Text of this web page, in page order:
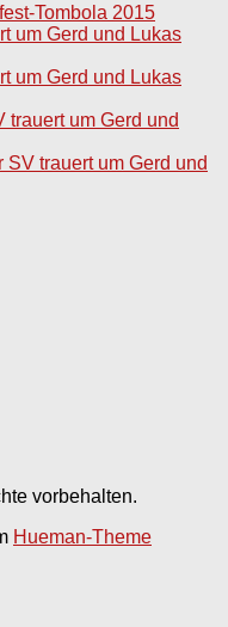
Tombola 2015
um Gerd und Lukas
um Gerd und Lukas
trauert um Gerd und
SV trauert um Gerd und
vorbehalten.
Hueman-Theme